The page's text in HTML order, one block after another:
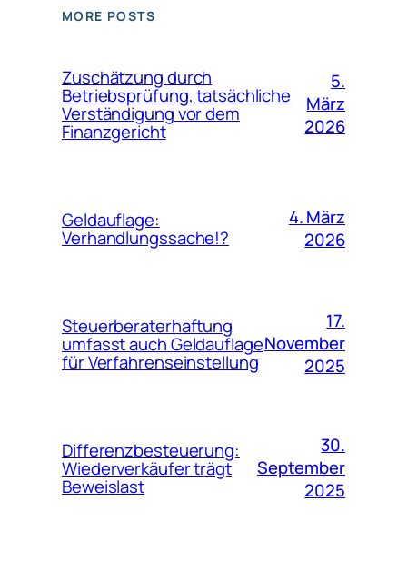
MORE POSTS
Zuschätzung durch
Betriebsprüfung, tatsächliche
Verständigung vor dem
Finanzgericht
5.
März
2026
Geldauflage:
Verhandlungssache!?
4. März
2026
Steuerberaterhaftung
umfasst auch Geldauflage
für Verfahrenseinstellung
17.
November
2025
Differenzbesteuerung:
Wiederverkäufer trägt
Beweislast
30.
September
2025